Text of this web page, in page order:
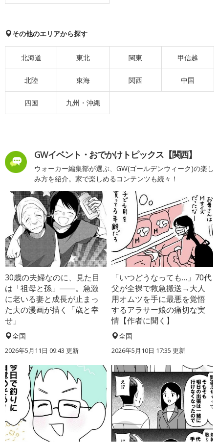
その他のエリアから探す
北海道 東北 関東 甲信越
北陸 東海 関西 中国
四国 九州・沖縄
GWイベント・おでかけトピックス【関西】
ウォーカー編集部が選ぶ、GW(ゴールデンウィーク)の楽し
み方を紹介。家で楽しめるコンテンツも続々！
30歳の夫婦なのに、見た目
は「祖母と孫」――。急激
に老いる妻と成長が止まっ
た夫の漫画が描く「歳と幸
せ」
全国
2026年5月11日 09:43 更新
「いつどうなっても…」70代
父が全裸で救急搬送→大人
用オムツを手に最悪を覚悟
するアラサー娘の痛切な実
情【作者に聞く】
全国
2026年5月10日 17:35 更新